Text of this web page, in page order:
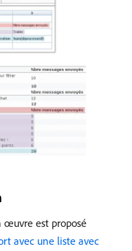
œuvre est proposé
avec une liste avec